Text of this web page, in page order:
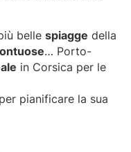
belle spiagge della
… Porto-
in Corsica per le
pianificare la sua